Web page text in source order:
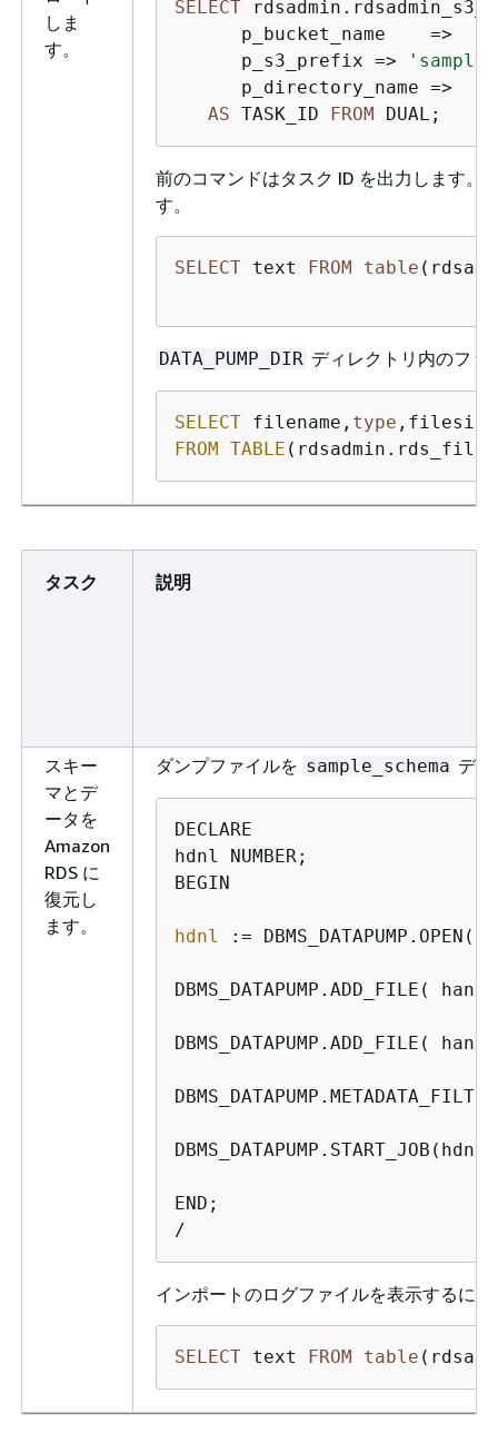
しま
す。
SELECT
      p_bucket_name
=>
      p_s3_prefix
=>
      p_directory_name
=>
AS TASK_ID FROM DUAL;
前のコマンドはタスク ID を出力します。
す。
SELECT text FROM table
DATA_PUMP_DIR ディレクトリ内のファ
SELECT filename, type ,filesize/
FROM TABLE
タスク 説明
スキー
マとデ
ータを
Amazon
RDS に
復元し
ます。
ダンプファイルを sample_schema デ
DECLARE
hdnl NUMBER;
BEGIN
hdnl := DBMS_DATAPUMP.OPEN(
DBMS_DATAPUMP.ADD_FILE(
DBMS_DATAPUMP.ADD_FILE(
END;
/
インポートのログファイルを表示するに
SELECT text FROM table